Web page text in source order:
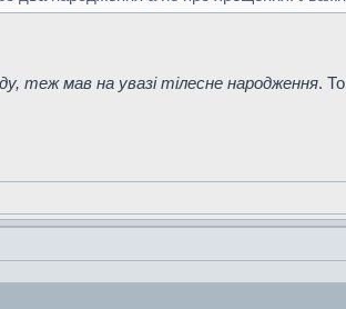
теж мав на увазі тілесне народження.